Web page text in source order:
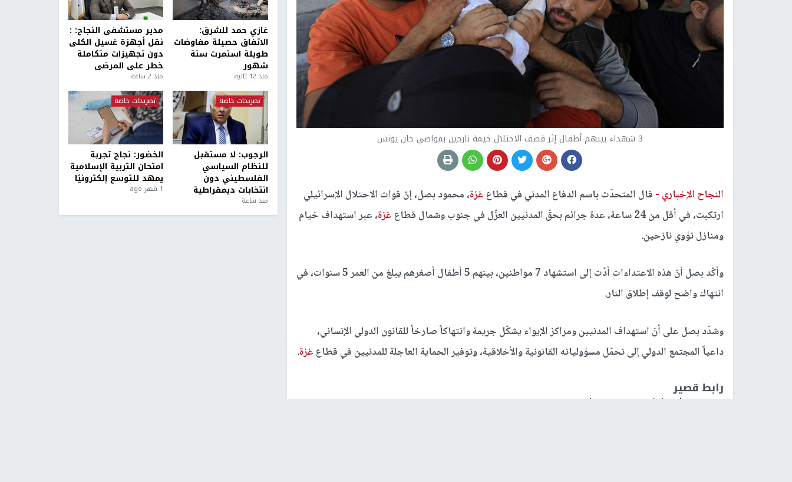
3 شهداء بينهم أطفال إثر قصف الاحتلال خيمة نازحين بمواصي خان يونس
النجاح الإخباري - قال المتحدّث باسم الدفاع المدني في قطاع غزة، محمود بصل، إنّ قوات الاحتلال الإسرائيلي
ارتكبت، في أقل من 24 ساعة، عدة جرائم بحقّ المدنيين العزّل في جنوب وشمال قطاع
غزة، عبر استهداف خيام
ومنازل تؤوي نازحين.
وأكّد بصل أنّ هذه الاعتداءات أدّت إلى استشهاد 7 مواطنين، بينهم 5 أطفال أصغرهم يبلغ من العمر 5 سنوات، في
انتهاك واضح لوقف إطلاق النار.
وشدّد بصل على أنّ استهداف المدنيين ومراكز الإيواء يشكّل جريمة وانتهاكاً صارخاً للقانون الدولي الإنساني،
داعياً المجتمع الدولي إلى تحمّل مسؤولياته القانونية والأخلاقية، وتوفير الحماية العاجلة للمدنيين في قطاع غزة.
رابط قصير
https://nn.najah.edu/BOOU/
غازي حمد للشرق:
الاتفاق حصيلة مفاوضات
طويلة استمرت ستة
شهور
منذ 12 ثانية
مدير مستشفى النجاح: :
نقل أجهزة غسيل الكلى
دون تجهيزات متكاملة
خطر على المرضى
منذ 2 ساعة
تصريحات خاصة
الرجوب: لا مستقبل
للنظام السياسي
الفلسطيني دون
انتخابات ديمقراطية
منذ ساعة
تصريحات خاصة
الخضور: نجاح تجربة
امتحان التربية الإسلامية
يمهد للتوسع إلكترونيًا
1 شهر ago